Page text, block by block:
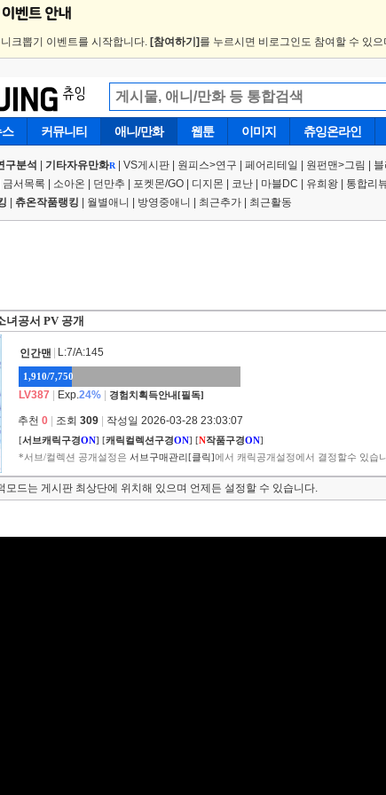
크뽑기 이벤트를 시작합니다. [참여하기] 를 누르시면 비로그인도 참여할 수 있으
커뮤니티 애니/만화 웹툰 이미지 츄잉온라인
구분석 기타자유만화R| VS게시판 원피스>연구 페어리테일 | 원펀맨>그림 블
금서목록 소아온 던만추 포켓몬/GO 디지몬 코난 마블DC 유희왕 통합리
츄온작품랭킹 월별애니 방영중애니 최근추가 최근활동
녀공서 PV 공개
인간맨 L:7/A:145
1,910/7,750
LV387 Exp.24% 경험치획득안내[필독]
추천 0 조회 309 작성일 2026-03-28 23:03:07
[서브캐릭구경ON] [캐릭컬렉션구경ON] [N작품구경ON]
*서브/컬렉션 공개설정은 서브구매관리[클릭]에서 캐릭공개설정에서 결정할수 있습
모드는 게시판 최상단에 위치해 있으며 언제든 설정할 수 있습니다.